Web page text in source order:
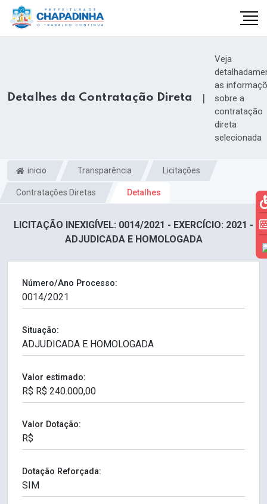
Detalhes da Contratação Direta |
Veja
as
sobre a
contratação
direta
selecionada
inicio Transparência Licitações
Contratações Diretas Detalhes
LICITAÇÃO INEXIGÍVEL: 0014/2021 - EXERCÍCIO: 2021 -
ADJUDICADA E HOMOLOGADA
Número/Ano Processo:
Situação:
Valor estimado:
Valor Dotação:
Dotação Reforçada: